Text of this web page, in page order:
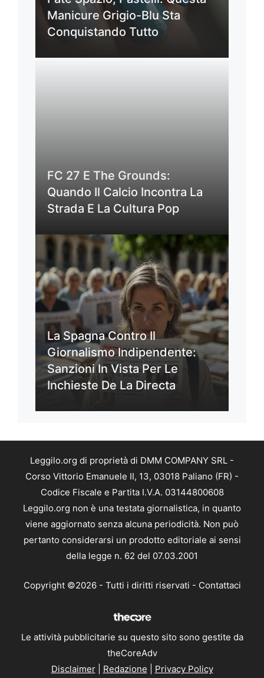
Manicure Grigio-Blu Sta
Conquistando Tutto
FC 27 E The Grounds:
Quando Il Calcio Incontra La
Strada E La Cultura Pop
La Spagna Contro Il
Giornalismo Indipendente:
Sanzioni In Vista Per Le
Inchieste De La Directa
Leggilo.org di proprietà di DMM COMPANY SRL -
Corso Vittorio Emanuele II, 13, 03018 Paliano (FR) -
Codice Fiscale e Partita I.V.A. 03144800608
Leggilo.org non è una testata giornalistica, in quanto
viene aggiornato senza alcuna periodicità. Non può
pertanto considerarsi un prodotto editoriale ai sensi
della legge n. 62 del 07.03.2001
Copyright ©2026 - Tutti i diritti riservati - Contattaci
Le attività pubblicitarie su questo sito sono gestite da
theCoreAdv
Disclaimer| Redazione Privacy Policy